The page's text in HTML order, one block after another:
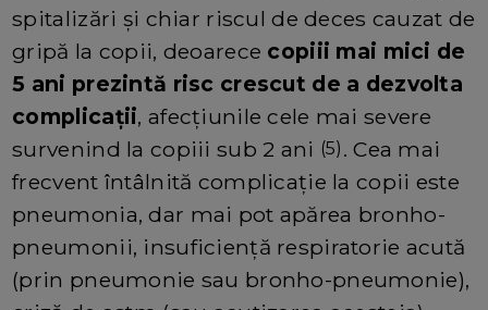
spitalizări și chiar riscul de deces cauzat de
gripă la copii, deoarece copiii mai mici de
5 ani prezintă risc crescut de a dezvolta
complicații, afecțiunile cele mai severe
survenind la copiii sub 2 ani (5) . Cea mai
frecvent întâlnită complicație la copii este
pneumonia, dar mai pot apărea bronho-
pneumonii, insuficiență respiratorie acută
(prin pneumonie sau bronho-pneumonie),